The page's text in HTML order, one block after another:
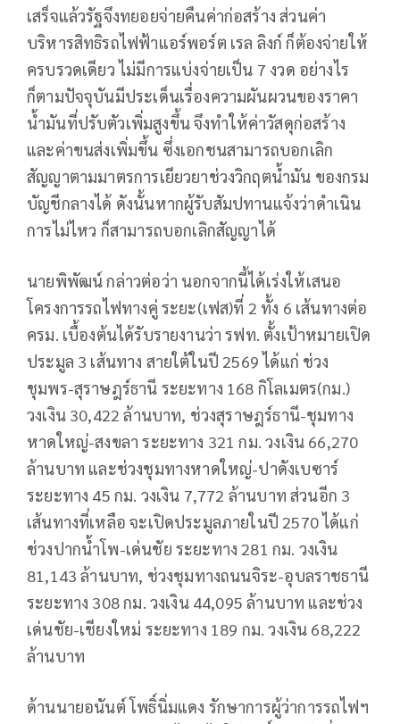
เสร็จแล้วรัฐจึงทยอยจ่ายคืนค่าก่อสร้าง ส่วนค่า
บริหารสิทธิรถไฟฟ้าแอร์พอร์ต เรล ลิงก์ ก็ต้องจ่ายให้
ครบรวดเดียว ไม่มีการแบ่งจ่ายเป็น 7 งวด อย่างไร
ก็ตามปัจจุบันมีประเด็นเรื่องความผันผวนของราคา
น้ำมันที่ปรับตัวเพิ่มสูงขึ้น จึงทำให้ค่าวัสดุก่อสร้าง
และค่าขนส่งเพิ่มขึ้น ซึ่งเอกชนสามารถบอกเลิก
สัญญาตามมาตรการเยียวยาช่วงวิกฤตน้ำมัน ของกรม
บัญชีกลางได้ ดังนั้นหากผู้รับสัมปทานแจ้งว่าดำเนิน
การไม่ไหว ก็สามารถบอกเลิกสัญญาได้
นายพิพัฒน์ กล่าวต่อว่า นอกจากนี้ได้เร่งให้เสนอ
โครงการรถไฟทางคู่ ระยะ(เฟส)ที่ 2 ทั้ง 6 เส้นทางต่อ
ครม. เบื้องต้นได้รับรายงานว่า รฟท. ตั้งเป้าหมายเปิด
ประมูล 3 เส้นทาง สายใต้ในปี 2569 ได้แก่ ช่วง
ชุมพร-สุราษฎร์ธานี ระยะทาง 168 กิโลเมตร(กม.)
วงเงิน 30,422 ล้านบาท, ช่วงสุราษฎร์ธานี-ชุมทาง
หาดใหญ่-สงขลา ระยะทาง 321 กม. วงเงิน 66,270
ล้านบาท และช่วงชุมทางหาดใหญ่-ปาดังเบซาร์
ระยะทาง 45 กม. วงเงิน 7,772 ล้านบาท ส่วนอีก 3
เส้นทางที่เหลือ จะเปิดประมูลภายในปี 2570 ได้แก่
ช่วงปากน้ำโพ-เด่นชัย ระยะทาง 281 กม. วงเงิน
81,143 ล้านบาท, ช่วงชุมทางถนนจิระ-อุบลราชธานี
ระยะทาง 308 กม. วงเงิน 44,095 ล้านบาท และช่วง
เด่นชัย-เชียงใหม่ ระยะทาง 189 กม. วงเงิน 68,222
ล้านบาท
ด้านนายอนันต์ โพธิ์นิ่มแดง รักษาการผู้ว่าการรถไฟฯ